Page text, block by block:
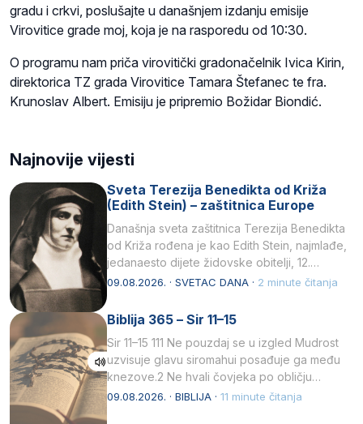
gradu i crkvi, poslušajte u današnjem izdanju emisije
Virovitice grade moj, koja je na rasporedu od 10:30.
O programu nam priča virovitički gradonačelnik Ivica Kirin,
direktorica TZ grada Virovitice Tamara Štefanec te fra.
Krunoslav Albert. Emisiju je pripremio Božidar Biondić.
Najnovije vijesti
Sveta Terezija Benedikta od Križa
(Edith Stein) – zaštitnica Europe
Današnja sveta zaštitnica Terezija Benedikta
od Križa rođena je kao Edith Stein, najmlađe,
jedanaesto dijete židovske obitelji, 12.
listopada 1891, u Wrocławu…
09.08.2026. · SVETAC DANA · 2 minute čitanja
Biblija 365 – Sir 11–15
Sir 11–15 111 Ne pouzdaj se u izgled Mudrost
uzvisuje glavu siromahui posađuje ga među
knezove.2 Ne hvali čovjeka po obličju
njegovui…
09.08.2026. · BIBLIJA · 11 minute čitanja